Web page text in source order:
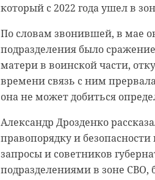
который с 2022 года ушел в
По словам звонившей, в мае
подразделения было
матери в воинской части,
времени связь с ним
она не может добиться
Александр Дрозденко
правопорядку и
запросы и советников
подразделениями в зоне СВО,